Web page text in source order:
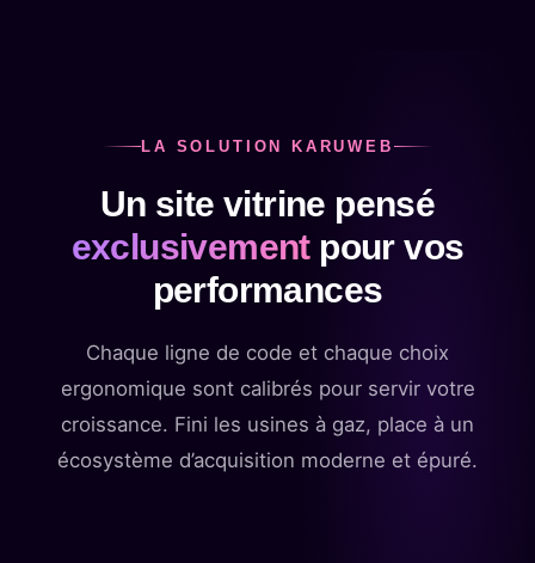
LA SOLUTION KARUWEB
Un site vitrine pensé
exclusivementpour vos
performances
Chaque ligne de code et chaque choix
ergonomique sont calibrés pour servir votre
croissance. Fini les usines à gaz, place à un
écosystème d’acquisition moderne et épuré.